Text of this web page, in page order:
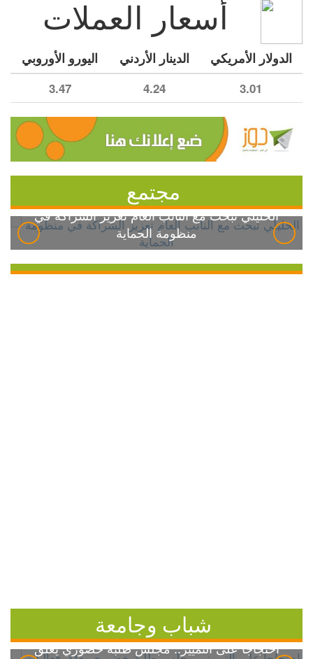
أسعار العملات
الدولار الأمريكي الدينار الأردني اليورو الأوروبي
3.01
4.24
3.47
مجتمع
الخليلي تبحث مع النائب العام تعزيز الشراكة في
منظومة الحماية
شباب وجامعة
احتجاجاً على التمييز.. مجلس طلبة خضوري يعلق